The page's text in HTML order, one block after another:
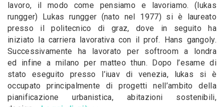
lavoro, il modo come pensiamo e lavoriamo. (lukas
rungger) Lukas rungger (nato nel 1977) si è laureato
presso il politecnico di graz, dove in seguito ha
iniziato la carriera lavorativa con il prof. Hans gangoly.
Successivamente ha lavorato per softroom a londra
ed infine a milano per matteo thun. Dopo l’esame di
stato eseguito presso l’iuav di venezia, lukas si è
occupato principalmente di progetti nell’ambito della
pianificazione urbanistica, abitazioni sostenibili,